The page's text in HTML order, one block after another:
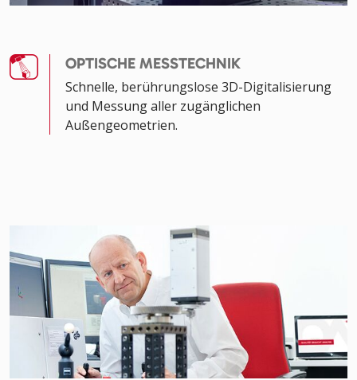
OPTISCHE MESSTECHNIK
Schnelle, berührungslose 3D-Digitalisierung
und Messung aller zugänglichen
Außengeometrien.